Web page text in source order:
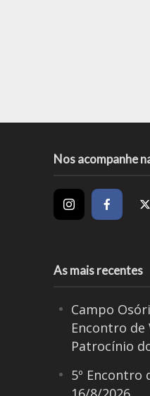
Nos acompanhe
As mais recentes
Campo
Encontro de
Patrocínio
5º Encontro